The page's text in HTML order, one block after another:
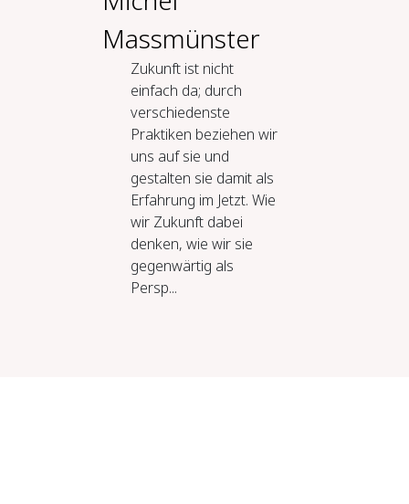
Massmünster
Zukunft ist nicht
einfach da; durch
verschiedenste
Praktiken beziehen wir
uns auf sie und
gestalten sie damit als
Erfahrung im Jetzt. Wie
wir Zukunft dabei
denken, wie wir sie
gegenwärtig als
Persp...